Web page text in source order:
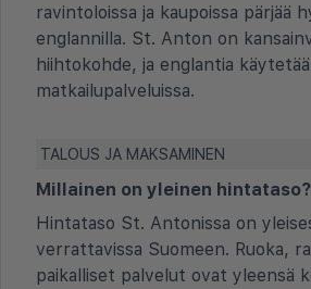
ravintoloissa ja kaupoissa pärjää
englannilla. St. Anton on
hiihtokohde, ja englantia
matkailupalveluissa.
TALOUS JA MAKSAMINEN
Millainen on yleinen hintataso?
Hintataso St. Antonissa on
verrattavissa Suomeen. Ruoka,
paikalliset palvelut ovat yleensä